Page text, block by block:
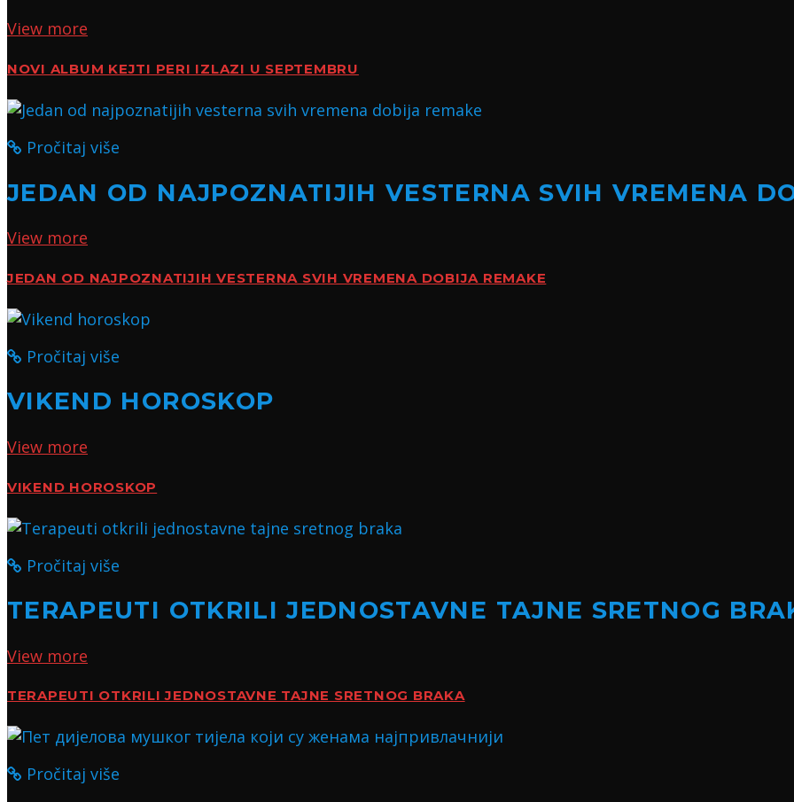
View more
NOVI ALBUM KEJTI PERI IZLAZI U SEPTEMBRU
Pročitaj više
JEDAN OD NAJPOZNATIJIH VESTERNA SVIH VREMENA
View more
JEDAN OD NAJPOZNATIJIH VESTERNA SVIH VREMENA DOBIJA REMAKE
Pročitaj više
VIKEND HOROSKOP
View more
VIKEND HOROSKOP
Pročitaj više
TERAPEUTI OTKRILI JEDNOSTAVNE TAJNE SRETNOG
View more
TERAPEUTI OTKRILI JEDNOSTAVNE TAJNE SRETNOG BRAKA
Pročitaj više